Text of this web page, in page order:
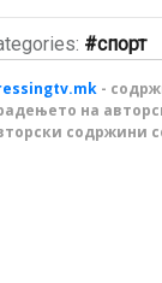
спорт
-
на
содржини